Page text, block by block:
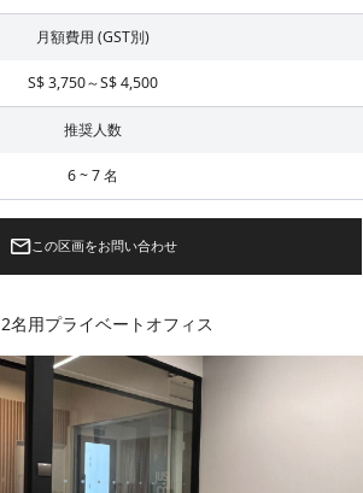
月額費用 (GST別)
S$ 3,750～S$ 4,500
推奨人数
6 ~ 7 名
この区画をお問い合わせ
2名用プライベートオフィス